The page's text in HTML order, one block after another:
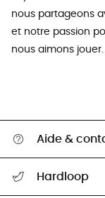
nous partageons
et notre passion
nous aimons jouer.
Aide &
Hardloop